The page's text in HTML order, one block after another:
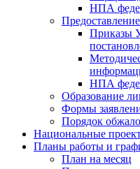
НПА
Приказы
НПА
Образование
Формы
Порядок
Национальные
Планы работы и
План на месяц